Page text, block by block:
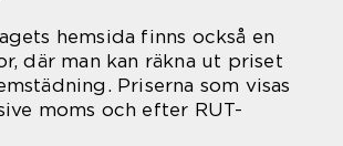
hemsida finns också en
där man kan räkna ut priset
Priserna som visas
moms och efter RUT-